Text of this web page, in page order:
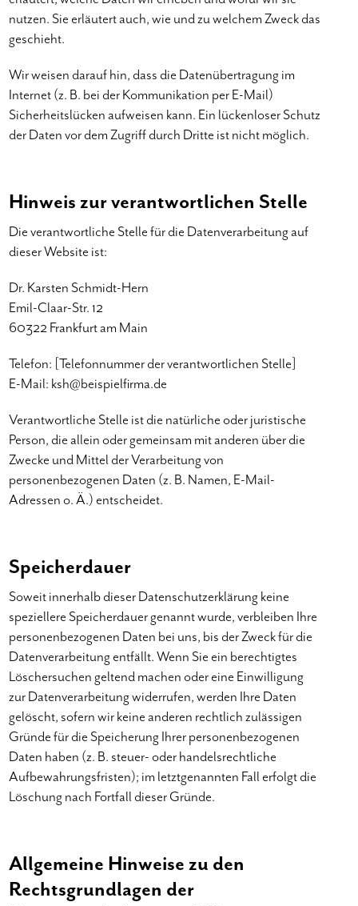
nutzen. Sie erläutert auch, wie und zu welchem Zweck das
geschieht.
Wir weisen darauf hin, dass die Datenübertragung im
Internet (z. B. bei der Kommunikation per E-Mail)
Sicherheitslücken aufweisen kann. Ein lückenloser Schutz
der Daten vor dem Zugriff durch Dritte ist nicht möglich.
Hinweis zur verantwortlichen Stelle
Die verantwortliche Stelle für die Datenverarbeitung auf
dieser Website ist:
Dr. Karsten Schmidt-Hern
Emil-Claar-Str. 12
60322 Frankfurt am Main
Telefon: [Telefonnummer der verantwortlichen Stelle]
E-Mail: ksh@beispielfirma.de
Verantwortliche Stelle ist die natürliche oder juristische
Person, die allein oder gemeinsam mit anderen über die
Zwecke und Mittel der Verarbeitung von
personenbezogenen Daten (z. B. Namen, E-Mail-
Adressen o. Ä.) entscheidet.
Speicherdauer
Soweit innerhalb dieser Datenschutzerklärung keine
speziellere Speicherdauer genannt wurde, verbleiben Ihre
personenbezogenen Daten bei uns, bis der Zweck für die
Datenverarbeitung entfällt. Wenn Sie ein berechtigtes
Löschersuchen geltend machen oder eine Einwilligung
zur Datenverarbeitung widerrufen, werden Ihre Daten
gelöscht, sofern wir keine anderen rechtlich zulässigen
Gründe für die Speicherung Ihrer personenbezogenen
Daten haben (z. B. steuer- oder handelsrechtliche
Aufbewahrungsfristen); im letztgenannten Fall erfolgt die
Löschung nach Fortfall dieser Gründe.
Allgemeine Hinweise zu den
Rechtsgrundlagen der